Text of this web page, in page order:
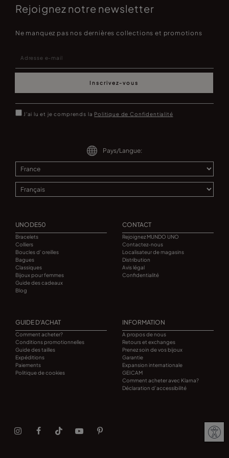
Rejoignez notre newsletter
Ne manquez pas nos dernières collections et promotions
Inscrivez-vous
J'ai lu et je comprends la Politique de Confidentialité
Pays/Langue:
UNODE50
Bracelets
Colliers
Boucles d' oreilles
Bagues
Classiques
Bijoux pour femmes
Guide des cadeaux
Blog
CONTACT
Rejoignez MUNDO UNO
Contactez-nous
Localisateur de magasins
Distribution
Avis légal
Confidentialité
GUIDE D'ACHAT
Comment acheter?
Conditions promotionnelles
Guide des tailles
Expéditions
Paiements
Politique de cookies
INFORMATION
A propos de nous
Retours et exchanges
Prenez soin de vos bijoux
Garantie
Expansion internationale
GEICAM
Comment acheter avec Klarna?
Déclaration d’accessibilité